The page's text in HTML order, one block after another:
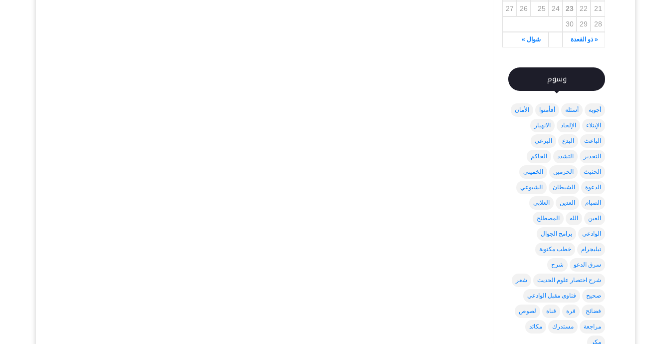
« ذو القعدة شوال »
21
22
23
24
25
26
27
28
29
30
وسوم
أجوبة أسئلة أفأمنوا الأمان
الإبتلاء الإلحاد الانهيار
الباعث البدع البرعي
التحذير التشدد الحاكم
الحثيث الحرمين الخميني
الدعوة الشيطان الشيوعي
الصيام العدين العلابي
العين الله المصطلح
الوادعي برامج الجوال
تيليجرام خطب مكتوبة
سرق الدعو شرح
شرح اختصار علوم الحديث شعر
صحيح فتاوى مقبل الوادعي
فضائح قرة قناة لصوص
مراجعة مستدرك مكائد
مكر